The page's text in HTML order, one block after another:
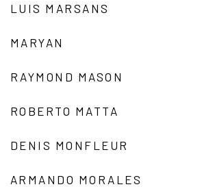
LUIS MARSANS
MARYAN
RAYMOND MASON
ROBERTO MATTA
DENIS MONFLEUR
ARMANDO MORALES